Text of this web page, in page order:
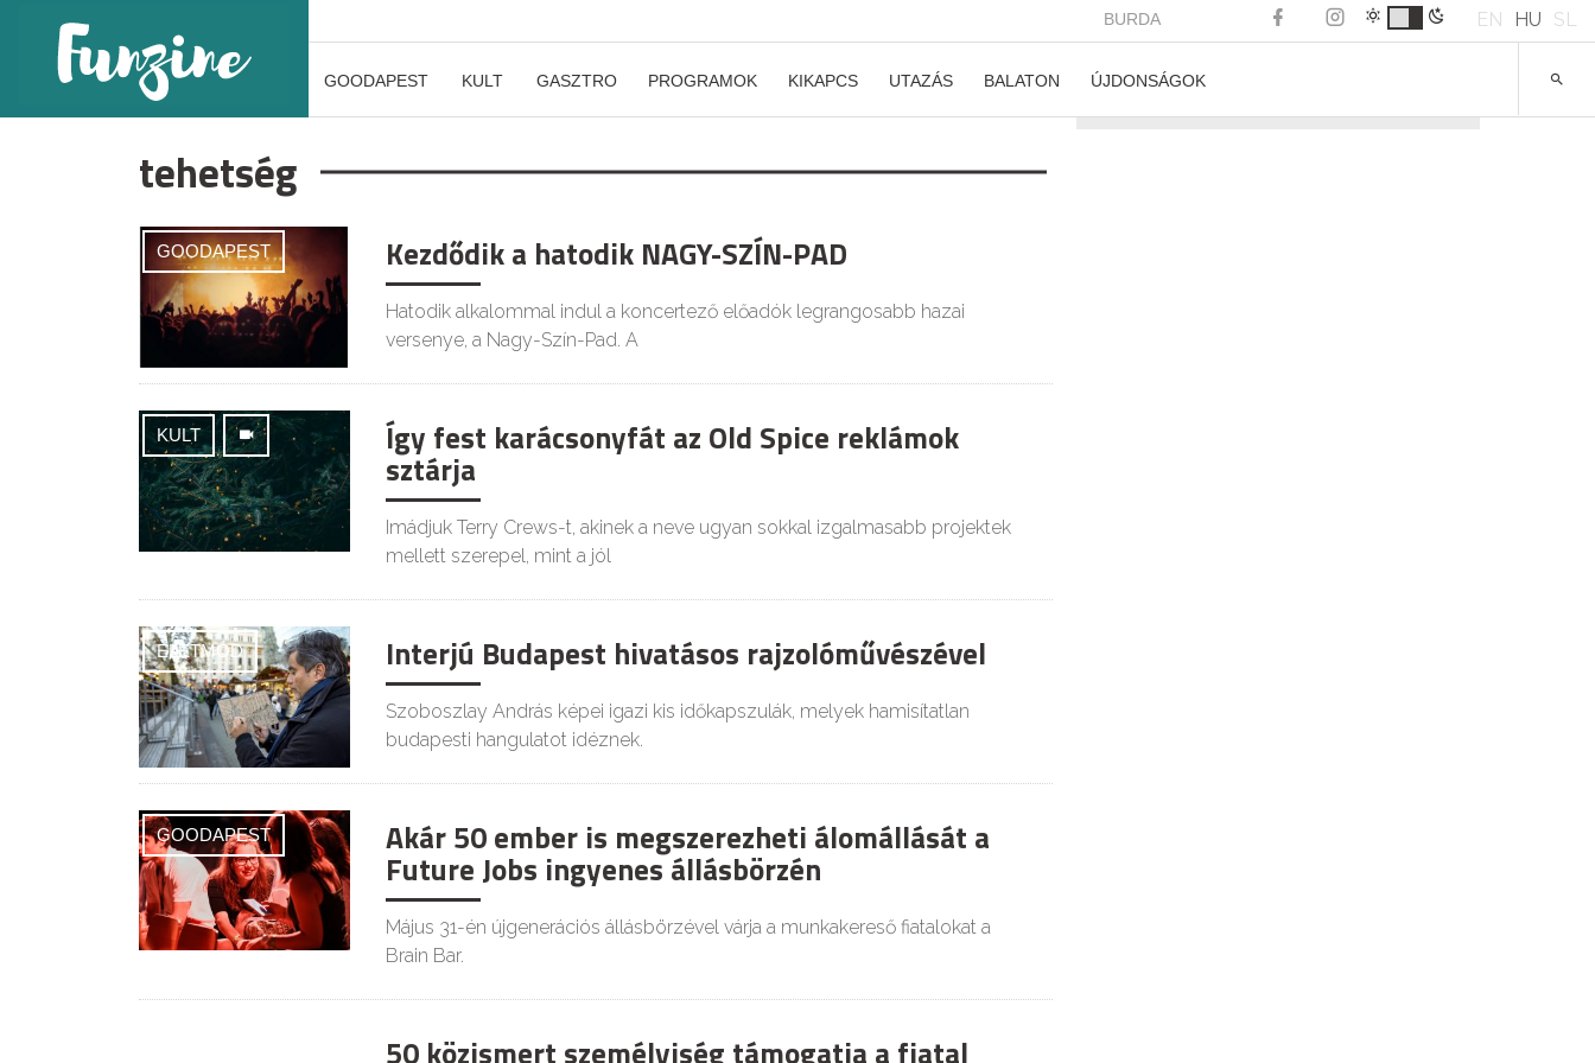
BURDA EN HU SL
GOODAPEST KULT GASZTRO PROGRAMOK KIKAPCS UTAZÁS BALATON ÚJDONSÁGOK
tehetség
GOODAPEST Kezdődik a hatodik NAGY-SZÍN-PAD
Hatodik alkalommal indul a koncertező előadók legrangosabb hazai
versenye, a Nagy-Szín-Pad. A
KULT Így fest karácsonyfát az Old Spice reklámok
sztárja
Imádjuk Terry Crews-t, akinek a neve ugyan sokkal izgalmasabb projektek
mellett szerepel, mint a jól
ÉLETMÓD Interjú Budapest hivatásos rajzolóművészével
Szoboszlay András képei igazi kis időkapszulák, melyek hamisítatlan
budapesti hangulatot idéznek.
GOODAPEST Akár 50 ember is megszerezheti álomállását a
Future Jobs ingyenes állásbörzén
Május 31-én újgenerációs állásbörzével várja a munkakereső fiatalokat a
Brain Bar.
50 közismert személyiség támogatja a fiatal